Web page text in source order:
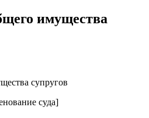
имущества
супругов
суда]